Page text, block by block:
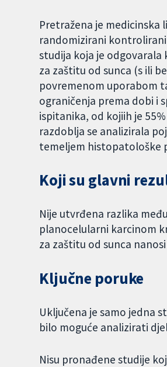
Pretražena je medicinska
randomizirani
studija koja je odgovarala
za zaštitu od sunca (s ili
povremenom uporabom
ograničenja prema dobi i
ispitanika, od kojiih je
razdoblja se analizirala
temeljem histopatološke
Koji su glavni
Nije utvrđena razlika
planocelularni karcinom
za zaštitu od sunca
Ključne poruke
Uključena je samo jedna
bilo moguće analizirati
Nisu pronađene studije